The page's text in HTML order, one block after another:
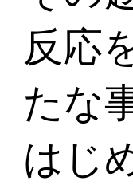
反応
たな
はじ